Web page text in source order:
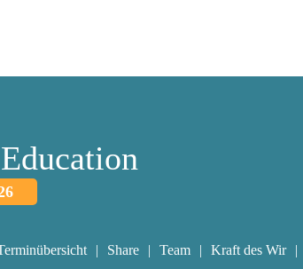
Share Team Kraft des Wir